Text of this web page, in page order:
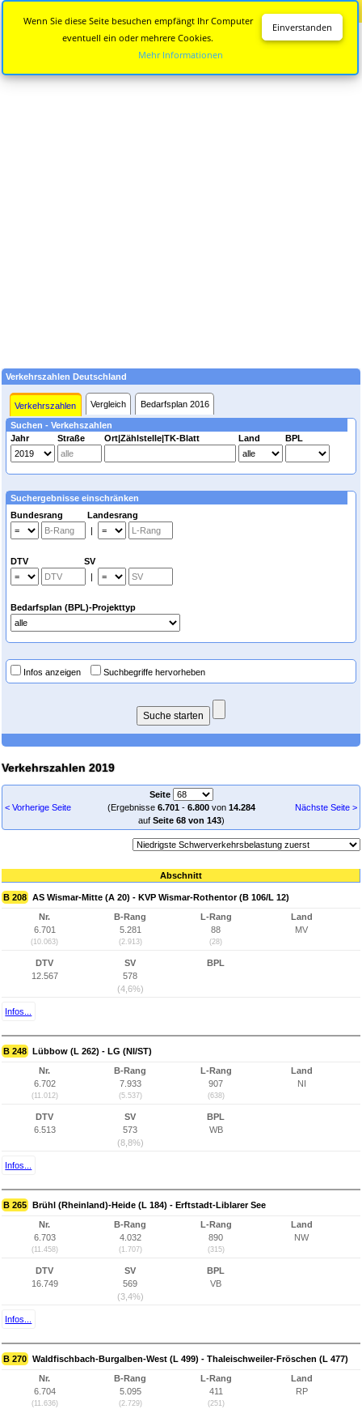
Verkehrszahlen Deutschland
Verkehrszahlen Vergleich Bedarfsplan 2016
Suchen - Verkehszahlen
Jahr
Straße Ort|Zählstelle|TK-Blatt Land BPL
Suchergebnisse einschränken
Bundesrang Landesrang
|
DTV SV
|
Bedarfsplan (BPL)-Projekttyp
Infos anzeigen Suchbegriffe hervorheben
Verkehrszahlen 2019
< Vorherige Seite
Seite
(Ergebnisse 6.701- 6.800von 14.284
auf Seite 68 von 143)
Nächste Seite >
Abschnitt
B 208 AS Wismar-Mitte (A 20) - KVP Wismar-Rothentor (B 106/L 12)
Nr.
6.701
(10.063)
B-Rang
5.281
(2.913)
L-Rang
88
(28)
Land
MV
DTV
12.567
SV
578
(4,6%)
BPL
Infos...
B 248 Lübbow (L 262) - LG (NI/ST)
Nr.
6.702
(11.012)
B-Rang
7.933
(5.537)
L-Rang
907
(638)
Land
NI
DTV
6.513
SV
573
(8,8%)
BPL
WB
Infos...
B 265 Brühl (Rheinland)-Heide (L 184) - Erftstadt-Liblarer See
Nr.
6.703
(11.458)
B-Rang
4.032
(1.707)
L-Rang
890
(315)
Land
NW
DTV
16.749
SV
569
(3,4%)
BPL
VB
Infos...
B 270 Waldfischbach-Burgalben-West (L 499) - Thaleischweiler-Fröschen (L 477)
Nr.
6.704
(11.636)
B-Rang
5.095
(2.729)
L-Rang
411
(251)
Land
RP
Einverstanden
Wenn Sie diese Seite besuchen empfängt Ihr Computer
eventuell ein oder mehrere Cookies.
Mehr Informationen